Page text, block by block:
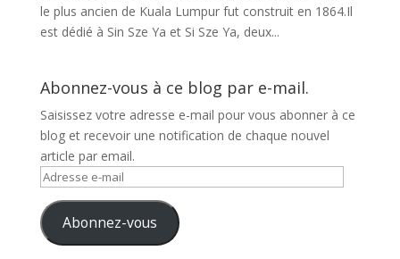
le plus ancien de Kuala Lumpur fut construit en 1864.Il
est dédié à Sin Sze Ya et Si Sze Ya, deux...
Abonnez-vous à ce blog par e-mail.
Saisissez votre adresse e-mail pour vous abonner à ce
blog et recevoir une notification de chaque nouvel
article par email.
Adresse
mail Abonnez-vous